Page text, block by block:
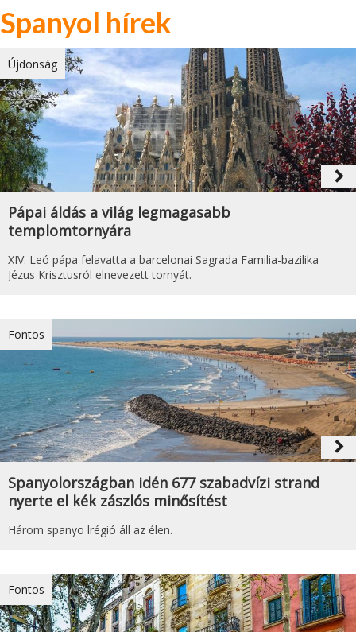
Spanyol hírek
Újdonság
navigate_next
Pápai áldás a világ legmagasabb
templomtornyára
XIV. Leó pápa felavatta a barcelonai Sagrada Familia-bazilika
Jézus Krisztusról elnevezett tornyát.
Fontos
navigate_next
Spanyolországban idén 677 szabadvízi strand
nyerte el kék zászlós minősítést
Három spanyo lrégió áll az élen.
Fontos